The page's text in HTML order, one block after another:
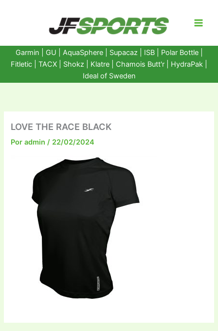
Garmin GU AquaSphere| Supacaz | ISB | Polar Bottle|
Fitletic
TACX Shokz Klatre Chamois Butt'r HydraPak
Ideal of Sweden
LOVE THE RACE BLACK
Poradmin/ 22/02/2024